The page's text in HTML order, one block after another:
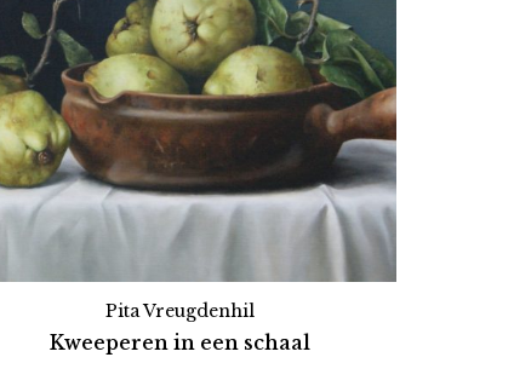
Pita Vreugdenhil
Kweeperen in een schaal